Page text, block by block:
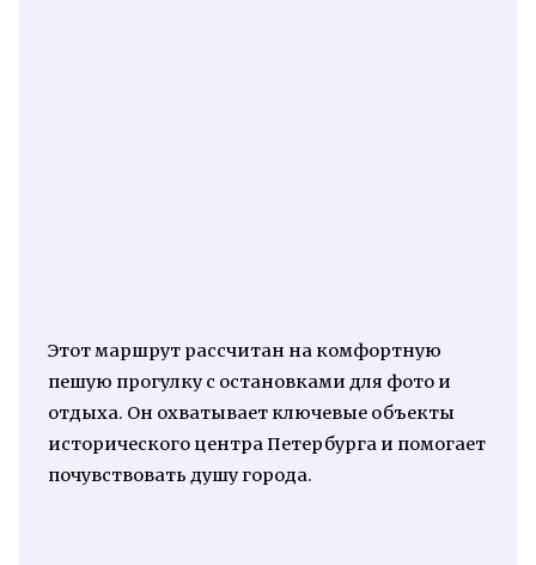
Этот маршрут рассчитан на комфортную
пешую прогулку с остановками для фото и
отдыха. Он охватывает ключевые объекты
исторического центра Петербурга и помогает
почувствовать душу города.